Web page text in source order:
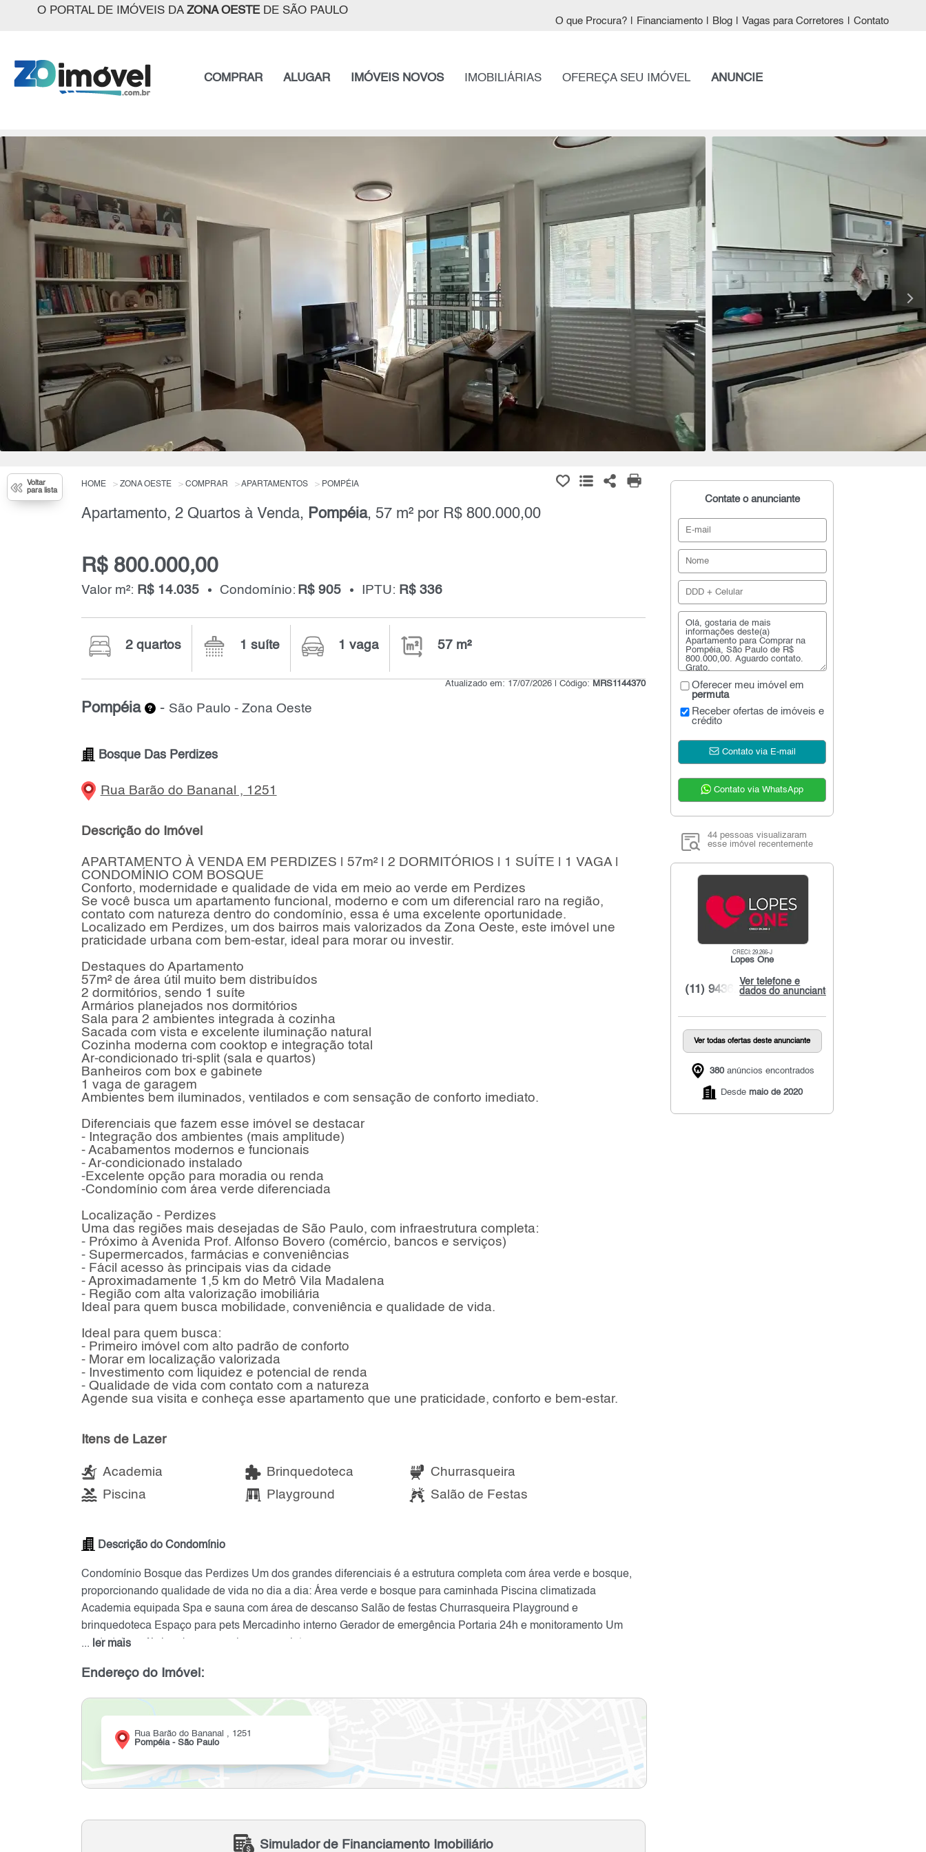
O PORTAL DE IMÓVEIS DA ZONA OESTEDE SÃO PAULO
O que Procura? Financiamento Blog Vagas para Corretores Contato
COMPRAR ALUGAR IMÓVEIS NOVOS IMOBILIÁRIAS OFEREÇA SEU IMÓVEL ANUNCIE
Voltar
para lista
HOME ZONA OESTE COMPRAR APARTAMENTOS POMPÉIA
Apartamento, 2 Quartos à Venda, Pompéia, 57 m² por R$ 800.000,00
R$ 800.000,00
Valor m²: R$ 14.035 Condomínio: R$ 905 IPTU: R$ 336
2 quartos 1 suíte 1 vaga 57 m²
Atualizado em: 17/07/2026 | Código: MRS1144370
Pompéia - São Paulo - Zona Oeste
Bosque Das Perdizes
Rua Barão do Bananal , 1251
Descrição do Imóvel
APARTAMENTO À VENDA EM PERDIZES | 57m² | 2 DORMITÓRIOS | 1 SUÍTE | 1 VAGA |
CONDOMÍNIO COM BOSQUE
Conforto, modernidade e qualidade de vida em meio ao verde em Perdizes
Se você busca um apartamento funcional, moderno e com um diferencial raro na região,
contato com natureza dentro do condomínio, essa é uma excelente oportunidade.
Localizado em Perdizes, um dos bairros mais valorizados da Zona Oeste, este imóvel une
praticidade urbana com bem-estar, ideal para morar ou investir.
Destaques do Apartamento
57m² de área útil muito bem distribuídos
2 dormitórios, sendo 1 suíte
Armários planejados nos dormitórios
Sala para 2 ambientes integrada à cozinha
Sacada com vista e excelente iluminação natural
Cozinha moderna com cooktop e integração total
Ar-condicionado tri-split (sala e quartos)
Banheiros com box e gabinete
1 vaga de garagem
Ambientes bem iluminados, ventilados e com sensação de conforto imediato.
Diferenciais que fazem esse imóvel se destacar
- Integração dos ambientes (mais amplitude)
- Acabamentos modernos e funcionais
- Ar-condicionado instalado
-Excelente opção para moradia ou renda
-Condomínio com área verde diferenciada
Localização - Perdizes
Uma das regiões mais desejadas de São Paulo, com infraestrutura completa:
- Próximo à Avenida Prof. Alfonso Bovero (comércio, bancos e serviços)
- Supermercados, farmácias e conveniências
- Fácil acesso às principais vias da cidade
- Aproximadamente 1,5 km do Metrô Vila Madalena
- Região com alta valorização imobiliária
Ideal para quem busca mobilidade, conveniência e qualidade de vida.
Ideal para quem busca:
- Primeiro imóvel com alto padrão de conforto
- Morar em localização valorizada
- Investimento com liquidez e potencial de renda
- Qualidade de vida com contato com a natureza
Agende sua visita e conheça esse apartamento que une praticidade, conforto e bem-estar.
Itens de Lazer
Academia Brinquedoteca
Churrasqueira
Piscina
Playground Salão de Festas
Descrição do Condomínio
Condomínio Bosque das Perdizes Um dos grandes diferenciais é a estrutura completa com área verde e bosque,
proporcionando qualidade de vida no dia a dia: Área verde e bosque para caminhada Piscina climatizada
Academia equipada Spa e sauna com área de descanso Salão de festas Churrasqueira Playground e
brinquedoteca Espaço para pets Mercadinho interno Gerador de emergência Portaria 24h e monitoramento Um
verdadeiro refúgio urbano, com lazer completo.
... ler mais
Endereço do Imóvel:
Rua Barão do Bananal , 1251
Pompéia - São Paulo
Simulador de Financiamento Imobiliário
Contate o anunciante
Oferecer meu imóvel em
permuta
Receber ofertas de imóveis e
crédito
Contato via E-mail
Contato via WhatsApp
44 pessoas visualizaram
esse imóvel recentemente
CRECI: 29.266-J
Lopes One
Ver telefone e
dados do anunciante
(11) 9436...
Ver todas ofertas deste anunciante
380anúncios encontrados
Desde maio de 2020